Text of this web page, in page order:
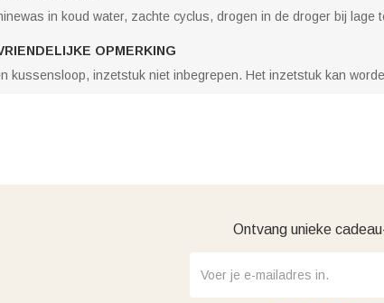
in koud water, zachte cyclus, drogen in de droger bij lage
OPMERKING
kussensloop, inzetstuk niet inbegrepen. Het inzetstuk kan
Ontvang unieke